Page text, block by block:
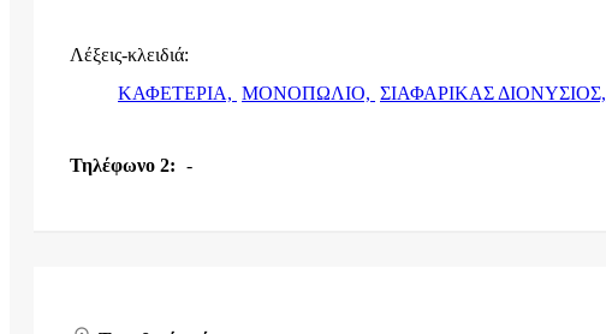
Λέξεις-κλειδιά:
ΚΑΦΕΤΕΡΙΑ, ΜΟΝΟΠΩΛΙΟ, ΣΙΑΦΑΡΙΚΑΣ ΔΙΟΝΥΣΙΟΣ,
Τηλέφωνο 2: -